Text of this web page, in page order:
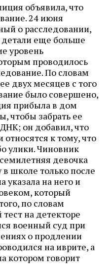
объявила, что
24 июня
о расследовании,
еще больше
уровень
проводилось
По словам
двух месяцев с того
было совершено,
прибыла в дом
чтобы забрать ее
он добавил, что
к тому, что
улики. Чиновник
девочка
в школе только после
указала на него и
который
по словам
на детекторе
военный суд при
о продлении
на иврите, а
котором говорит